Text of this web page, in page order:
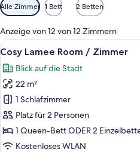
Verfügbare
Filter
für
Zimmer
Alle Zimmer 1 Bett 2 Betten
Anzeige von 12 von 12 Zimmern
Alle
Fotos
für
Cosy
Lamee
Room
/
Zimmer
3
Cosy Lamee Room / Zimmer
Blick auf die Stadt
22 m²
1 Schlafzimmer
Platz für 2 Personen
1 Queen-Bett ODER 2
Kostenloses WLAN